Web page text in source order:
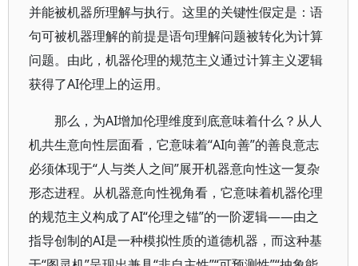
并能被机器所理解与执行。这里的关键性假定是：语
句可被机器理解的前提是语句理解问题被转化为计算
问题。由此，机器伦理的规范主义通过计算主义逻辑
获得了AI伦理上的运用。
那么，为AI增加伦理维度到底意味着什么？从人
机共生意向性层面看，它意味着“AI向善”的善良意志
必须体现于“人与类人之间”展开机器意向性这一复杂
形态进程。从机器意向性视角看，它意味着机器伦理
的规范主义构成了AI“伦理之锚”的一阶逻辑——由之
指导创制的AI是一种模拟性质的道德机器，而这种基